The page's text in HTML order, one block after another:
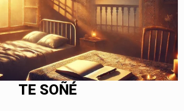
TE SOÑÉ